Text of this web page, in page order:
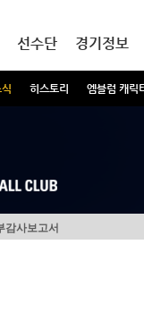
히스토리 엠블럼 캐릭
선수단 경기정보
감사보고서